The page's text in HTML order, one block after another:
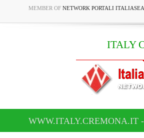
MEMBER OF NETWORK PORTALI
ITALY
WWW.ITALY.CREMONA.IT